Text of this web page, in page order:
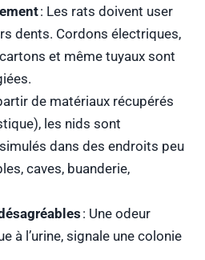
: Les rats doivent user
dents. Cordons électriques,
et même tuyaux sont
de matériaux récupérés
les nids sont
dans des endroits peu
caves, buanderie,
: Une odeur
à l’urine, signale une colonie